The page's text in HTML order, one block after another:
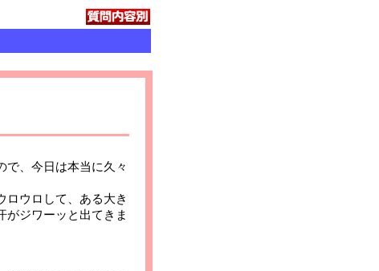
、今日は本当に久々
ウロして、ある大き
がジワーッと出てきま